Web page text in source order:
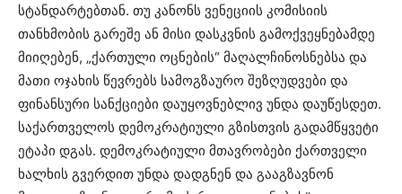
სტანდარტებთან. თუ კანონს ვენეციის კომისიის
თანხმობის გარეშე ან მისი დასკვნის გამოქვეყნებამდე
მიიღებენ, „ქართული ოცნების“ მაღალჩინოსნებსა და
მათი ოჯახის წევრებს სამოგზაურო შეზღუდვები და
ფინანსური სანქციები დაუყოვნებლივ უნდა დაუწესდეთ.
საქართველოს დემოკრატიული გზისთვის გადამწყვეტი
ეტაპი დგას. დემოკრატიული მთავრობები ქართველი
ხალხის გვერდით უნდა დადგნენ და გააგზავნონ